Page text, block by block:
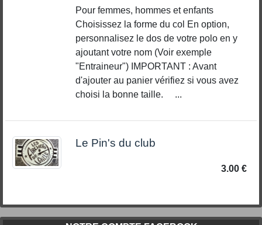
Pour femmes, hommes et enfants
Choisissez la forme du col En option,
personnalisez le dos de votre polo en y
ajoutant votre nom (Voir exemple
"Entraineur") IMPORTANT : Avant
d'ajouter au panier vérifiez si vous avez
choisi la bonne taille. ...
Le Pin's du club
3.00 €